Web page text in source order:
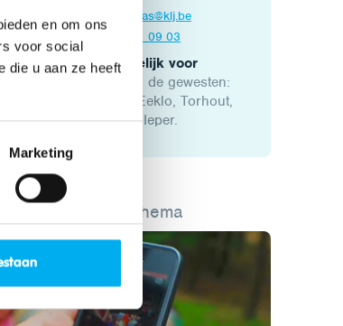
en om ons
voor social
die u aan ze heeft
Marketing
emely.thomas@klj.be
+3293 81 09 03
Verantwoordelijk voor
KLJ-afdelingen van de gewesten:
Oost-Meetjesland, Eeklo, Torhout,
Veurne en Ieper.
meer over dit thema